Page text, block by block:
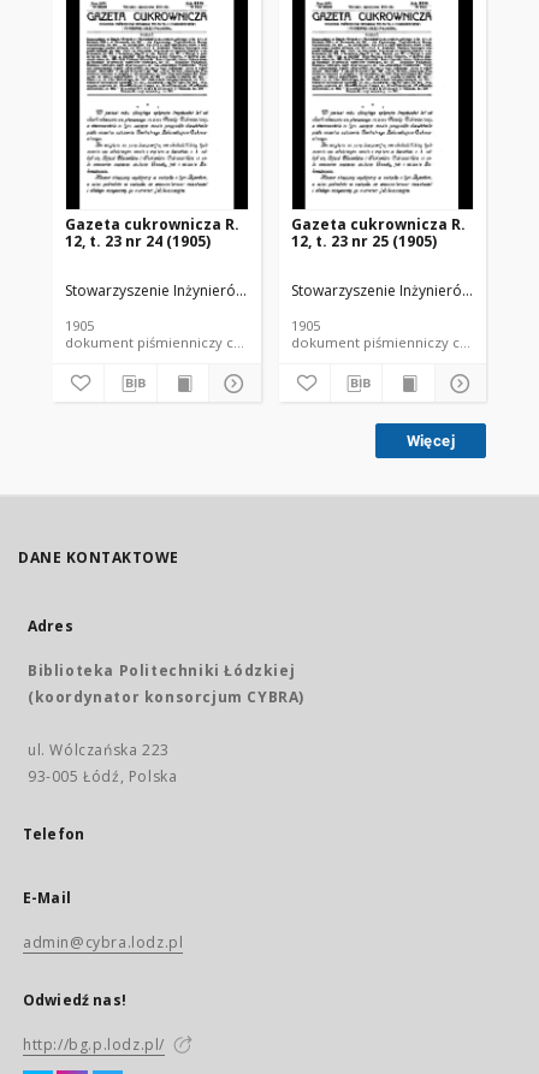
Gazeta cukrownicza R.
12, t. 23 nr 24 (1905)
Stowarzyszenie Inżynierów i Techników Przemysłu Rolnego i
1905
dokument piśmienniczy czasopismo
Gazeta cukrownicza R.
12, t. 23 nr 25 (1905)
Stowarzyszenie Inżynierów i
1905
dokument piśmienniczy czasopismo
Więcej
DANE KONTAKTOWE
Adres
Biblioteka Politechniki Łódzkiej
(koordynator konsorcjum CYBRA)
ul. Wólczańska 223
93-005 Łódź, Polska
Telefon
E-Mail
admin@cybra.lodz.pl
Odwiedź nas!
http://bg.p.lodz.pl/